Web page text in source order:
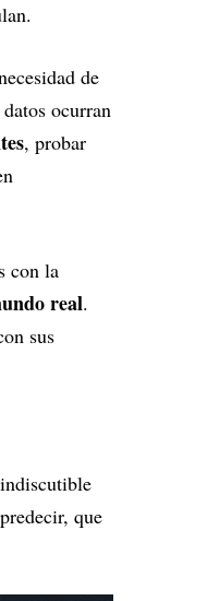
de
ocurran
, probar
con la
real.
sus
que